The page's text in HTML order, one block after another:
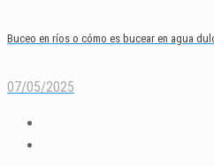
Buceo en ríos o cómo es bucear en agua
07/05/2025